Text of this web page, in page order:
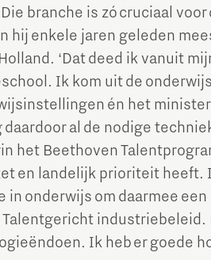
branche is zó cruciaal
hij enkele jaren geleden
‘Dat deed ik vanuit
Ik kom uit de
én het
daardoor al de nodige
het Beethoven
en landelijk prioriteit heeft.
in onderwijs om daarmee
industriebeleid.
Ik heb er goede